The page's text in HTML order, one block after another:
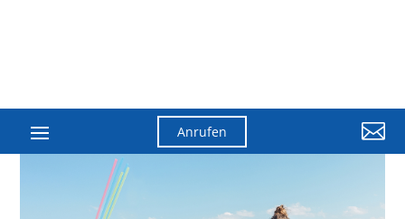
Anrufen 